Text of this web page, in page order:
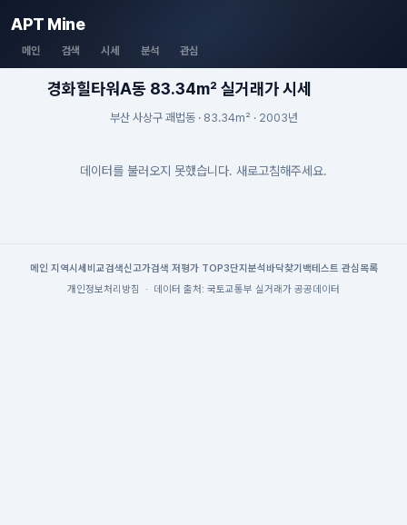
APT Mine
메인 검색 시세 분석 관심
경화힐타워A동 83.34m² 실거래가 시세
부산 사상구 괘법동 · 83.34m² · 2003년
데이터를 불러오지 못했습니다. 새로고침해주세요.
메인| 지역시세 비교검색신고가검색 저평가 TOP3단지분석 바닥찾기 백테스트 관심목록
개인정보처리방침
· 데이터 출처: 국토교통부 실거래가 공공데이터